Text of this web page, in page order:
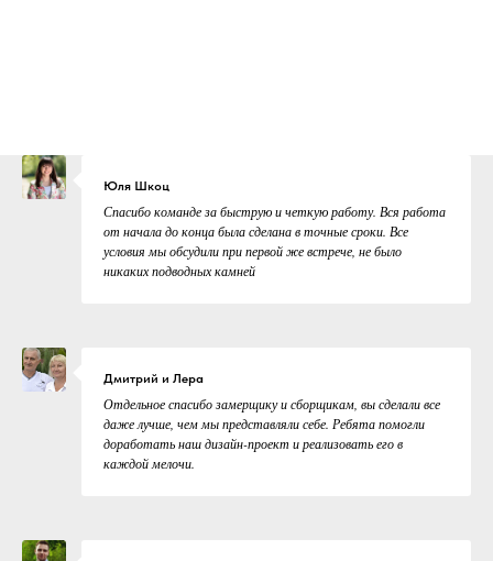
Юля Шкоц
Спасибо команде за быструю и четкую работу. Вся работа
от начала до конца была сделана в точные сроки. Все
условия мы обсудили при первой же встрече, не было
никаких подводных камней
Дмитрий и Лера
Отдельное спасибо замерщику и сборщикам, вы сделали все
даже лучше, чем мы представляли себе. Ребята помогли
доработать наш дизайн-проект и реализовать его в
каждой мелочи.